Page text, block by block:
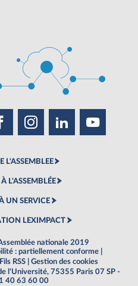
L'ASSEMBLEE
L'ASSEMBLÉE
UN SERVICE
LEXIMPACT
nationale 2019
: partiellement conforme
Fils RSS
Gestion des cookies
l'Université, 75355 Paris 07 SP -
40 63 60 00